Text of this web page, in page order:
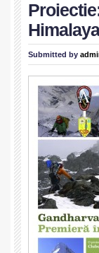
Submitted by